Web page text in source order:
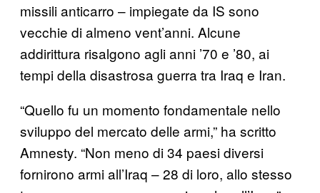
missili anticarro – impiegate da IS sono
vecchie di almeno vent’anni. Alcune
addirittura risalgono agli anni ’70 e ’80, ai
tempi della disastrosa guerra tra Iraq e Iran.
“Quello fu un momento fondamentale nello
sviluppo del mercato delle armi,” ha scritto
Amnesty. “Non meno di 34 paesi diversi
fornirono armi all’Iraq – 28 di loro, allo stesso